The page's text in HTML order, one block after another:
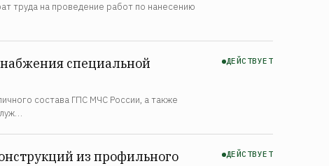
труда на проведение работ по нанесению
специальной
состава ГПС МЧС России, а также
ДЕЙСТВУЕТ
из профильного
ДЕЙСТВУЕТ